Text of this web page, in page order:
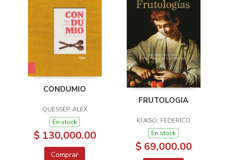
CONDUMIO
QUESSEP, ALEX
En stock
$ 130,000.00
Comprar
FRUTOLOGIA
KUKSO, FEDERICO
En stock
$ 69,000.00